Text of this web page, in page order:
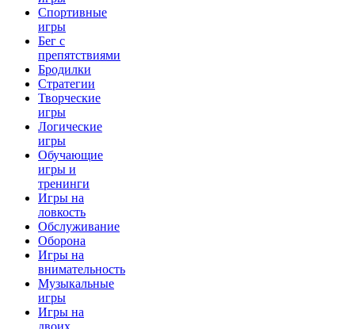
Спортивные
игры
Бег с
препятствиями
Бродилки
Стратегии
Творческие
игры
Логические
игры
Обучающие
игры и
тренинги
Игры на
ловкость
Обслуживание
Оборона
Игры на
внимательность
Музыкальные
игры
Игры на
двоих